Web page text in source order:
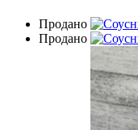
Продано
Продано